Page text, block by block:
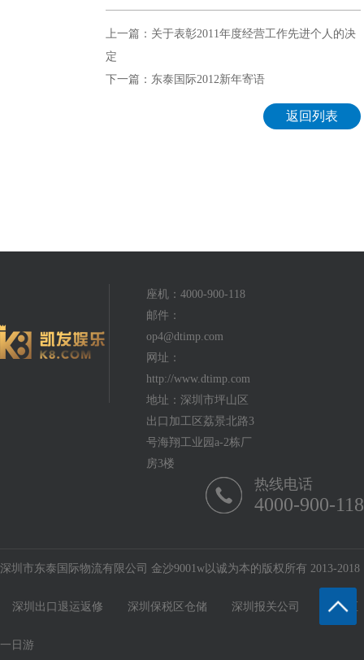
上一篇：关于表彰2011年度经营工作先进个人的决
定
下一篇：东泰国际2012新年寄语
返回列表
座机：4000-900-118
邮件：
op4@dtimp.com
网址：
http://www.dtimp.com
地址：深圳市坪山区
出口加工区荔景北路3
号海翔工业园a-2栋厂
房3楼
热线电话
4000-900-118
深圳市东泰国际物流有限公司 金沙9001w以诚为本的版权所有 2013-2018
深圳出口退运返修 深圳保税区仓储 深圳报关公司 保税区
一日游